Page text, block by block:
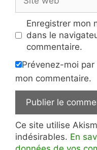
web
Enregistrer mon
dans le
commentaire.
Prévenez-moi
mon commentaire.
Ce site utilise
indésirables. En